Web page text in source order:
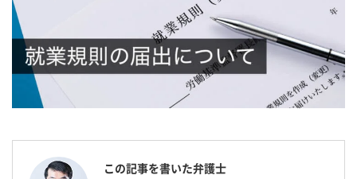
この記事を書いた弁護士